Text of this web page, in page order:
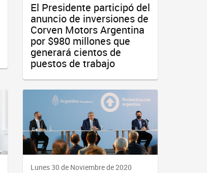
El Presidente participó del
anuncio de inversiones de
Corven Motors Argentina
por $980 millones que
generará cientos de
puestos de trabajo
Lunes 30 de Noviembre de 2020